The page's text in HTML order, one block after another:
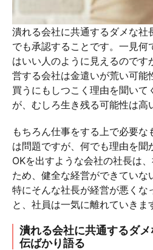
潰れる会社に共通するダメな社
でも承認することです。一見何
はいい人のように見えるのです
営する会社は金遣いが荒い可能
買うにもしつこく理由を聞いて
が、むしろ生き残る可能性は高
もちろん仕事をする上で必要
は問題ですが、何でも理由を聞
OKを出すような会社の社長は
ため、健全な経営ができていな
特にそんな社長が経営が悪くな
と、社員は一気に離れていきま
潰れる会社に共通するダ
伝ばかり語る